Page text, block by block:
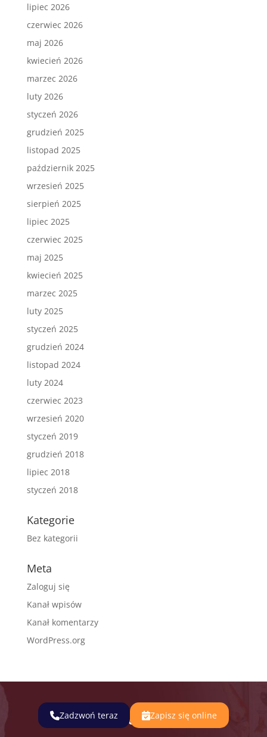
lipiec 2026
czerwiec 2026
maj 2026
kwiecień 2026
marzec 2026
luty 2026
styczeń 2026
grudzień 2025
listopad 2025
październik 2025
wrzesień 2025
sierpień 2025
lipiec 2025
czerwiec 2025
maj 2025
kwiecień 2025
marzec 2025
luty 2025
styczeń 2025
grudzień 2024
listopad 2024
luty 2024
czerwiec 2023
wrzesień 2020
styczeń 2019
grudzień 2018
lipiec 2018
styczeń 2018
Kategorie
Bez kategorii
Meta
Zaloguj się
Kanał wpisów
Kanał komentarzy
WordPress.org
Pacjenci oceniają nas na
Zadzwoń teraz Zapisz się online